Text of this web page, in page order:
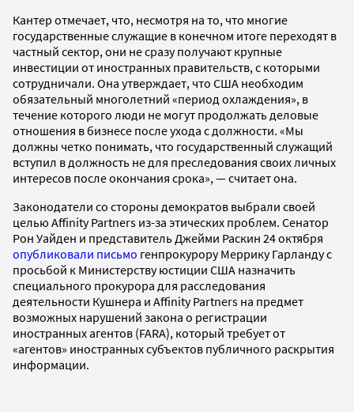
Кантер отмечает, что, несмотря на то, что многие
государственные служащие в конечном итоге переходят в
частный сектор, они не сразу получают крупные
инвестиции от иностранных правительств, с которыми
сотрудничали. Она утверждает, что США необходим
обязательный многолетний «период охлаждения», в
течение которого люди не могут продолжать деловые
отношения в бизнесе после ухода с должности. «Мы
должны четко понимать, что государственный служащий
вступил в должность не для преследования своих личных
интересов после окончания срока», — считает она.
Законодатели со стороны демократов выбрали своей
целью Affinity Partners из-за этических проблем. Сенатор
Рон Уайден и представитель Джейми Раскин 24 октября
опубликовали письмо генпрокурору Меррику Гарланду с
просьбой к Министерству юстиции США назначить
специального прокурора для расследования
деятельности Кушнера и Affinity Partners на предмет
возможных нарушений закона о регистрации
иностранных агентов (FARA), который требует от
«агентов» иностранных субъектов публичного раскрытия
информации.